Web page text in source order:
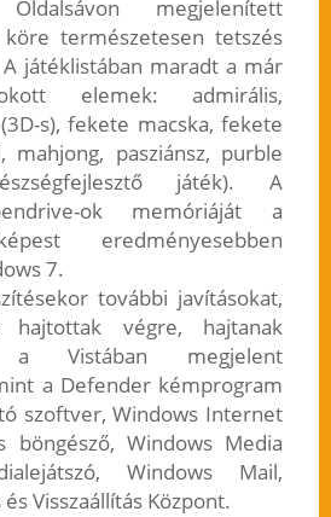
megjelenített
köre természetesen tetszés
játéklistában maradt a már
elemek: admirális,
s), fekete macska, fekete
mahjong, pasziánsz, purble
játék). A
ok memóriáját a
eredményesebben
7.
további javításokat,
hajtottak végre, hajtanak
Vistában megjelent
a Defender kémprogram
szoftver, Windows Internet
böngésző, Windows Media
Windows Mail,
Visszaállítás Központ.